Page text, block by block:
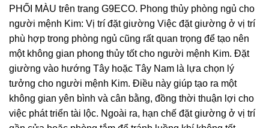
PHỐI MÀU trên trang G9ECO. Phong thủy phòng ngủ cho
người mệnh Kim: Vị trí đặt giường Việc đặt giường ở vị trí
phù hợp trong phòng ngủ cũng rất quan trọng để tạo nên
một không gian phong thủy tốt cho người mệnh Kim. Đặt
giường vào hướng Tây hoặc Tây Nam là lựa chọn lý
tưởng cho người mệnh Kim. Điều này giúp tạo ra một
không gian yên bình và cân bằng, đồng thời thuận lợi cho
việc phát triển tài lộc. Ngoài ra, hạn chế đặt giường ở vị trí